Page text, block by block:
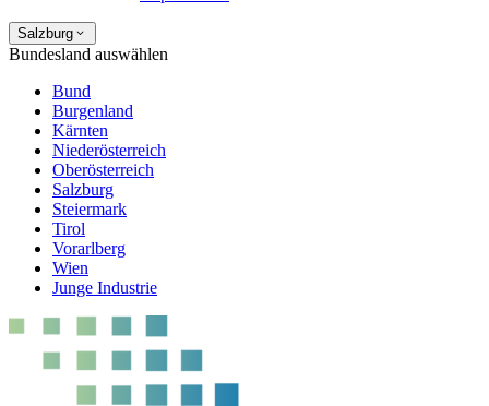
Salzburg
Bundesland auswählen
Bund
Burgenland
Kärnten
Niederösterreich
Oberösterreich
Salzburg
Steiermark
Tirol
Vorarlberg
Wien
Junge Industrie